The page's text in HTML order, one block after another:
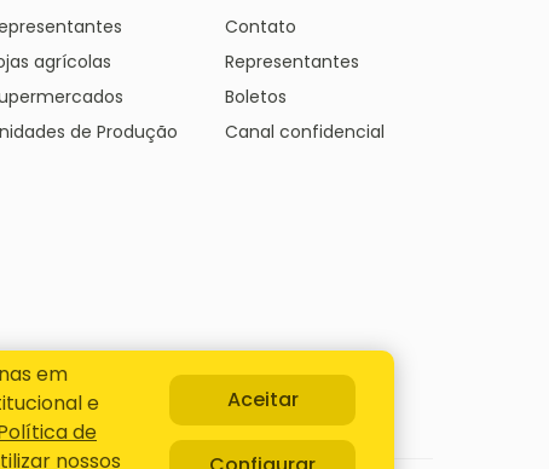
agrícolas
de Produção
Contato
Representantes
Boletos
Canal confidencial
em
e
de
nossos
Aceitar